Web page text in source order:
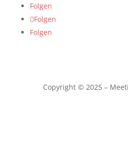
Folgen
Folgen
Folgen
Copyright © 2025 –